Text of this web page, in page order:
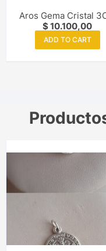
Aros Gema Cristal
$10.100,00
ADD TO CART